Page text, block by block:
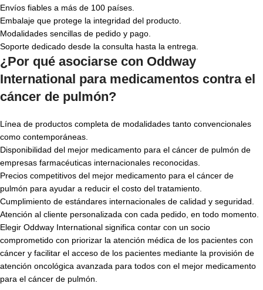
Envíos fiables a más de 100 países.
Embalaje que protege la integridad del producto.
Modalidades sencillas de pedido y pago.
Soporte dedicado desde la consulta hasta la entrega.
¿Por qué asociarse con Oddway
International para medicamentos contra el
cáncer de pulmón?
Línea de productos completa de modalidades tanto convencionales
como contemporáneas.
Disponibilidad del mejor medicamento para el cáncer de pulmón de
empresas farmacéuticas internacionales reconocidas.
Precios competitivos del mejor medicamento para el cáncer de
pulmón para ayudar a reducir el costo del tratamiento.
Cumplimiento de estándares internacionales de calidad y seguridad.
Atención al cliente personalizada con cada pedido, en todo momento.
Elegir Oddway International significa contar con un socio
comprometido con priorizar la atención médica de los pacientes con
cáncer y facilitar el acceso de los pacientes mediante la provisión de
atención oncológica avanzada para todos con el mejor medicamento
para el cáncer de pulmón.